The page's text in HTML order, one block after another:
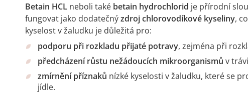
Betain HCL neboli také betain hydrochlorid je přírodní
fungovat jako dodatečnýzdroj chlorovodíkové kyseliny,
kyselost v žaludku je důležitá pro:
podporu při rozkladu přijaté potravy, zejména při
předcházení růstu nežádoucích mikroorganismů v
zmírnění příznaků nízké kyselosti v žaludku, které se
jídle.